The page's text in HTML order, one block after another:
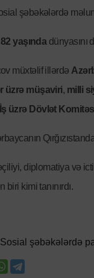
şəbəkələrdə
82 yaşındadünyasını
müxtəlif illərdə
üzrə müşaviri, milli
üzrə Dövlət
diplomatiya və
kimi tanınırdı.
Sosial şəbəkələrdə